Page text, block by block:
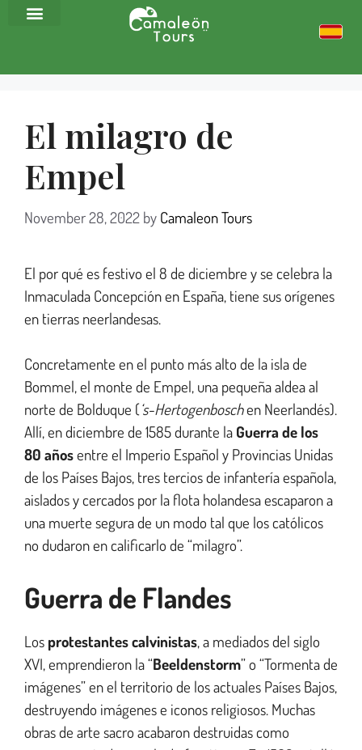
El milagro de
Empel
November 28, 2022 by Camaleon Tours
El por qué es festivo el 8 de diciembre y se celebra la
Inmaculada Concepción en España, tiene sus orígenes
en tierras neerlandesas.
Concretamente en el punto más alto de la isla de
Bommel, el monte de Empel, una pequeña aldea al
norte de Bolduque (‘s-Hertogenboschen Neerlandés).
Allí, en diciembre de 1585 durante la Guerra de los
80 añosentre el Imperio Español y Provincias Unidas
de los Países Bajos, tres tercios de infantería española,
aislados y cercados por la flota holandesa escaparon a
una muerte segura de un modo tal que los católicos
no dudaron en calificarlo de “milagro”.
Guerra de Flandes
Los protestantes calvinistas, a mediados del siglo
XVI, emprendieron la “Beeldenstorm” o “Tormenta de
imágenes” en el territorio de los actuales Países Bajos,
destruyendo imágenes e iconos religiosos. Muchas
obras de arte sacro acabaron destruidas como